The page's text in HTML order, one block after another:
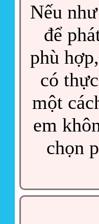
Nếu
để
phù
có
một
em
chọn